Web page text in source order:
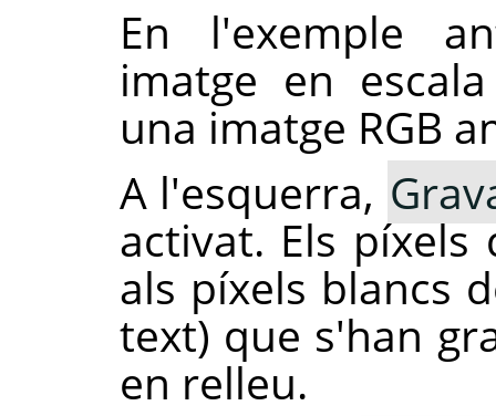
En l'exemple
imatge en
una imatge RGB
A l'esquerra,
activat. Els
als píxels blancs
text) que s'han
en relleu.